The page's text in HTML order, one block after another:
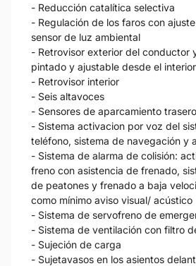
- Reducción catalítica selectiva
- Regulación de los faros con
sensor de luz ambiental
- Retrovisor exterior del conductor
pintado y ajustable desde el interior
- Retrovisor interior
- Seis altavoces
- Sensores de aparcamiento
- Sistema activacion por voz del
teléfono, sistema de navegación y
- Sistema de alarma de colisión:
freno con asistencia de frenado,
de peatones y frenado a baja
como mínimo aviso visual/ acústico
- Sistema de servofreno de
- Sistema de ventilación con filtro
- Sujeción de carga
- Sujetavasos en los asientos